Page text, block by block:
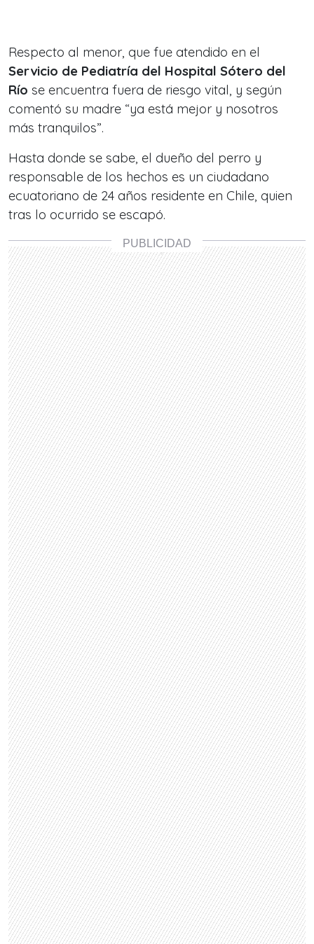
Respecto al menor, que fue atendido en el
Servicio de Pediatría del Hospital Sótero del
Río se encuentra fuera de riesgo vital, y según
comentó su madre “ya está mejor y nosotros
más tranquilos”.
Hasta donde se sabe, el dueño del perro y
responsable de los hechos es un ciudadano
ecuatoriano de 24 años residente en Chile, quien
tras lo ocurrido se escapó.